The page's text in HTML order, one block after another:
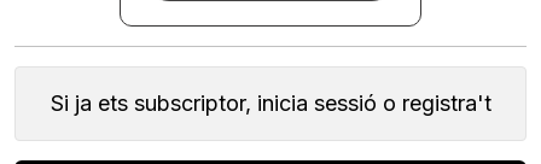
Si ja ets subscriptor, inicia sessió o registra't